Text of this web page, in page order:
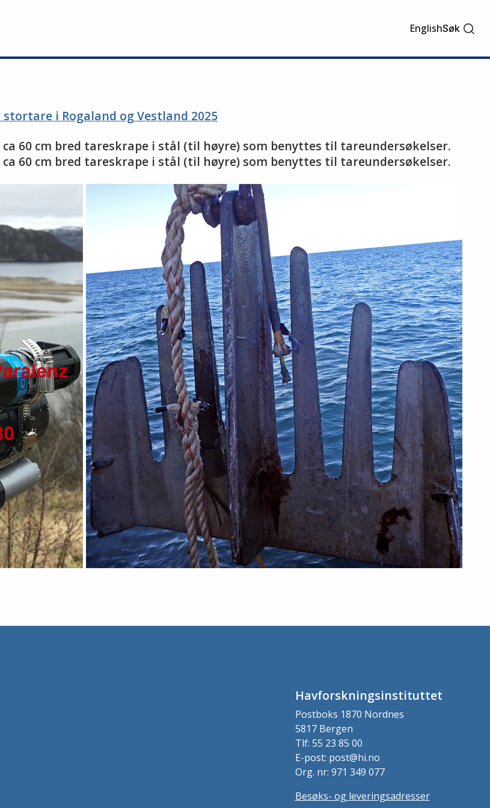
EnglishSøk
i Rogaland og Vestland 2025
60 cm bred tareskrape i stål (til høyre) som benyttes til tareundersøkelser.
60 cm bred tareskrape i stål (til høyre) som benyttes til tareundersøkelser.
Havforskningsinstituttet
Postboks 1870 Nordnes
5817 Bergen
Tlf: 55 23 85 00
E-post: post@hi.no
Org. nr: 971 349 077
Besøks- og leveringsadresser